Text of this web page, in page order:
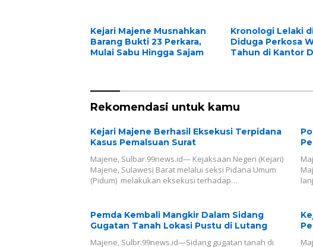
Kejari Majene Musnahkan
Barang Bukti 23 Perkara,
Mulai Sabu Hingga Sajam
Kronologi Lelaki
Diduga Perkosa
Tahun di Kantor
Rekomendasi untuk kamu
Kejari Majene Berhasil Eksekusi Terpidana
Kasus Pemalsuan Surat
Majene, Sulbar.99news.id— Kejaksaan Negeri (Kejari)
Majene, Sulawesi Barat melalui seksi Pidana Umum
(Pidum) melakukan eksekusi terhadap…
Pemda Kembali Mangkir Dalam Sidang
Gugatan Tanah Lokasi Pustu di Lutang
Majene, Sulbr.99news.id—Sidang gugatan tanah di